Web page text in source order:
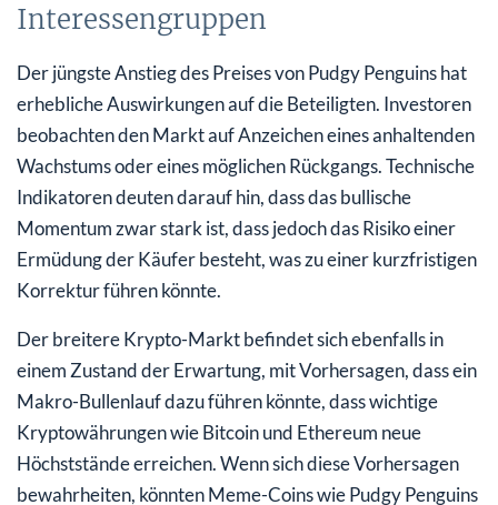
Interessengruppen
Der jüngste Anstieg des Preises von Pudgy Penguins hat
erhebliche Auswirkungen auf die Beteiligten. Investoren
beobachten den Markt auf Anzeichen eines anhaltenden
Wachstums oder eines möglichen Rückgangs. Technische
Indikatoren deuten darauf hin, dass das bullische
Momentum zwar stark ist, dass jedoch das Risiko einer
Ermüdung der Käufer besteht, was zu einer kurzfristigen
Korrektur führen könnte.
Der breitere Krypto-Markt befindet sich ebenfalls in
einem Zustand der Erwartung, mit Vorhersagen, dass ein
Makro-Bullenlauf dazu führen könnte, dass wichtige
Kryptowährungen wie Bitcoin und Ethereum neue
Höchststände erreichen. Wenn sich diese Vorhersagen
bewahrheiten, könnten Meme-Coins wie Pudgy Penguins